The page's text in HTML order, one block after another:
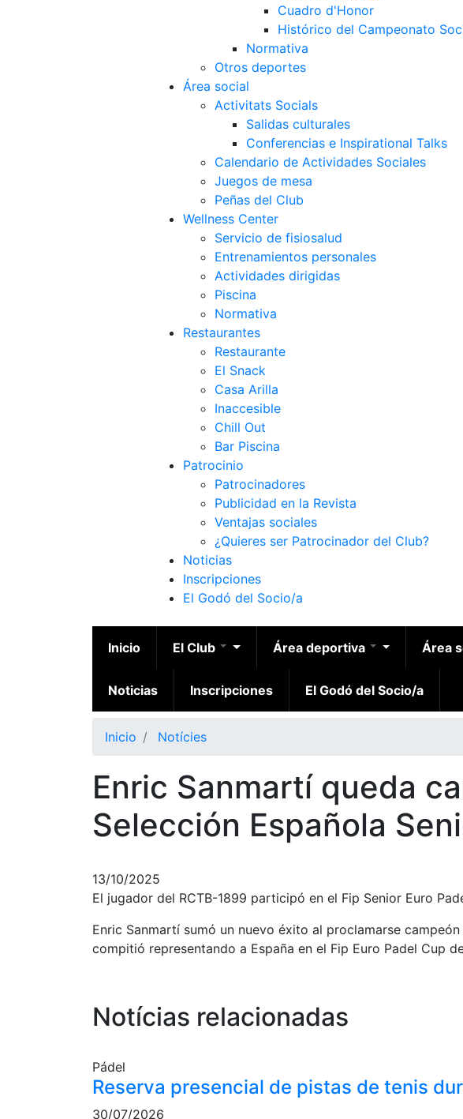
Cuadro d'Honor
Histórico del Campeonato
Normativa
Otros deportes
Área social
Activitats Socials
Salidas culturales
Conferencias e Inspirational Talks
Calendario de Actividades Sociales
Juegos de mesa
Peñas del Club
Wellness Center
Servicio de fisiosalud
Entrenamientos personales
Actividades dirigidas
Piscina
Normativa
Restaurantes
Restaurante
El Snack
Casa Arilla
Inaccesible
Chill Out
Bar Piscina
Patrocinio
Patrocinadores
Publicidad en la Revista
Ventajas sociales
¿Quieres ser Patrocinador del Club?
Noticias
Inscripciones
El Godó del Socio/a
Inicio El Club Área deportiva Área
Noticias Inscripciones El Godó del Socio/a
Inicio Notícies
Enric Sanmartí queda
Selección Española
13/10/2025
El jugador del RCTB-1899 participó en el Fip Senior Euro
Enric Sanmartí sumó un nuevo éxito al proclamarse
compitió representando a España en el Fip Euro Padel Cup
Notícias relacionadas
Pádel
Reserva presencial de pistas de tenis
30/07/2026